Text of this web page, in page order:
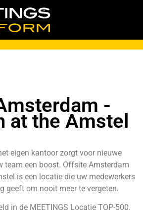
-
at the Amstel
eigen kantoor zorgt voor nieuwe
team een boost. Offsite Amsterdam
is een locatie die uw medewerkers
geeft om nooit meer te vergeten.
in de MEETINGS Locatie TOP-500.